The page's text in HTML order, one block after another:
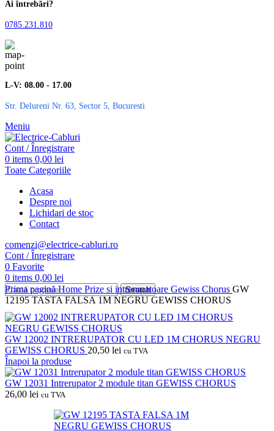
Ai întrebări?
0785.231.810
L-V: 08.00 - 17.00
Str. Delureni Nr. 63, Sector 5, Bucuresti
Meniu
Cont / Înregistrare
0 items 0,00 lei
Toate Categoriile
Acasa
Despre noi
Lichidari de stoc
Contact
comenzi@electrice-cabluri.ro
Cont / Înregistrare
0 Favorite
0 items 0,00 lei
Search
Prima paginăHome Prize si intrerupatoare Gewiss Chorus GW
12195 TASTA FALSA 1M NEGRU GEWISS CHORUS
GW 12002 INTRERUPATOR CU LED 1M CHORUS NEGRU
GEWISS CHORUS 20,50 lei cu TVA
Înapoi la produse
GW 12031 Intrerupator 2 module titan GEWISS CHORUS
26,00 lei cu TVA